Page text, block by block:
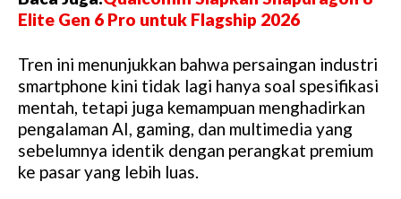
Elite Gen 6 Pro untuk Flagship 2026
Tren ini menunjukkan bahwa persaingan industri
smartphone kini tidak lagi hanya soal spesifikasi
mentah, tetapi juga kemampuan menghadirkan
pengalaman AI, gaming, dan multimedia yang
sebelumnya identik dengan perangkat premium
ke pasar yang lebih luas.